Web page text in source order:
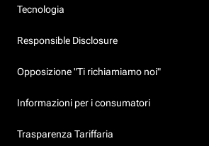
Tecnologia
Responsible Disclosure
Opposizione "Ti richiamiamo noi"
Informazioni per i consumatori
Trasparenza Tariffaria